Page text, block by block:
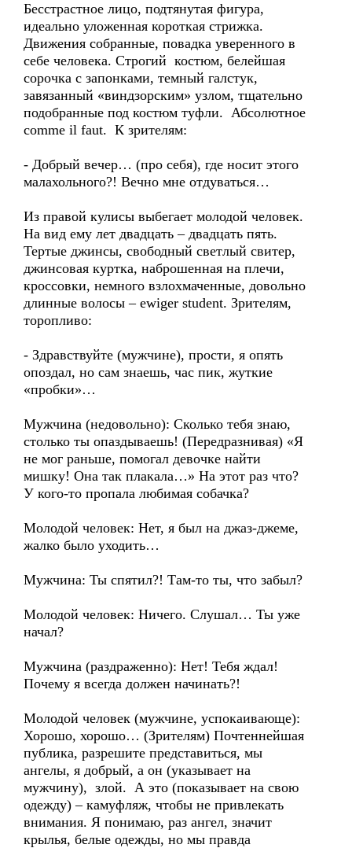
Бесстрастное лицо, подтянутая фигура,
идеально уложенная короткая стрижка.
Движения собранные, повадка уверенного в
себе человека. Cтрогий костюм, белейшая
сорочка с запонками, темный галстук,
завязанный «виндзорским» узлом, тщательно
подобранные под костюм туфли. Абсолютное
comme il faut. К зрителям:
- Добрый вечер… (про себя), где носит этого
малахольного?! Вечно мне отдуваться…
Из правой кулисы выбегает молодой человек.
На вид ему лет двадцать – двадцать пять.
Тертые джинсы, свободный светлый свитер,
джинсовая куртка, наброшенная на плечи,
кроссовки, немного взлохмаченные, довольно
длинные волосы – ewiger student. Зрителям,
торопливо:
- Здравствуйте (мужчине), прости, я опять
опоздал, но сам знаешь, час пик, жуткие
«пробки»…
Мужчина (недовольно): Сколько тебя знаю,
столько ты опаздываешь! (Передразнивая) «Я
не мог раньше, помогал девочке найти
мишку! Она так плакала…» На этот раз что?
У кого-то пропала любимая собачка?
Молодой человек: Нет, я был на джаз-джеме,
жалко было уходить…
Мужчина: Ты спятил?! Там-то ты, что забыл?
Молодой человек: Ничего. Слушал… Ты уже
начал?
Мужчина (раздраженно): Нет! Тебя ждал!
Почему я всегда должен начинать?!
Молодой человек (мужчине, успокаивающе):
Хорошо, хорошо… (Зрителям) Почтеннейшая
публика, разрешите представиться, мы
ангелы, я добрый, а он (указывает на
мужчину), злой. А это (показывает на свою
одежду) – камуфляж, чтобы не привлекать
внимания. Я понимаю, раз ангел, значит
крылья, белые одежды, но мы правда